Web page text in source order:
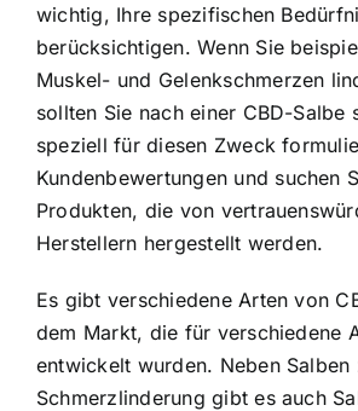
wichtig, Ihre spezifischen
berücksichtigen. Wenn Sie
Muskel- und Gelenkschmerzen
sollten Sie nach einer CBD-Salbe
speziell für diesen Zweck
Kundenbewertungen und suchen
Produkten, die von
Herstellern hergestellt werden.
Es gibt verschiedene Arten von
dem Markt, die für verschiedene
entwickelt wurden. Neben Salben
Schmerzlinderung gibt es auch